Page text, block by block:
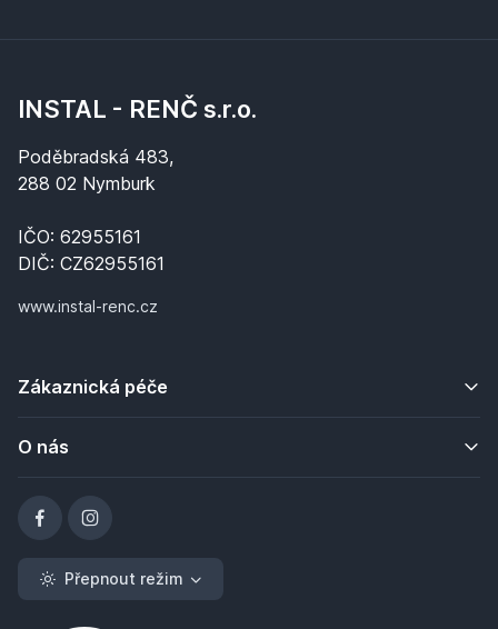
INSTAL - RENČ s.r.o.
Poděbradská 483,
288 02 Nymburk
IČO: 62955161
DIČ: CZ62955161
www.instal-renc.cz
Zákaznická péče
O nás
Přepnout režim